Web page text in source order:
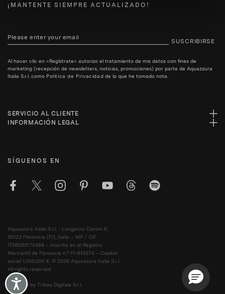
Accessibility
¡MANTENTE SIEMPRE ACTUALIZADO!
SUSCRIBIRSE
Al hacer clic en «Regístrate» autorizo el tratamiento de mis datos con fines de
marketing (recepción de newsletters, noticias, promociones) por parte de Aquazzura
Italia S.r.l. como Politica de Privacidad de la que he tomado nota.
SERVICIO AL CLIENTE
INFORMACIÓN LEGAL
SÍGUENOS EN
Aquazzura Italia S.r.l. - Lungarno Corsini 8,
50123 Florencia (FI), Italia – NIF / CIF
IT06263170489 – Inscrita en el Registro
Mercantil de Florencia n.º FI-614374 – Capital
social 1.000.000 €. © 2026 Aquazzura Italia S.r.l.
All rights reserved.
Powered by Triboo Digitale S.r.l.